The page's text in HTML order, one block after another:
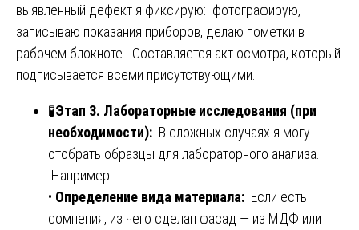
выявленный дефект я фиксирую: фотографирую,
записываю показания приборов, делаю пометки в
рабочем блокноте. Составляется акт осмотра, который
подписывается всеми присутствующими.
🧪Этап 3. Лабораторные исследования (при
необходимости): В сложных случаях я могу
отобрать образцы для лабораторного анализа.
Например:
• Определение вида материала: Если есть
сомнения, из чего сделан фасад — из МДФ или